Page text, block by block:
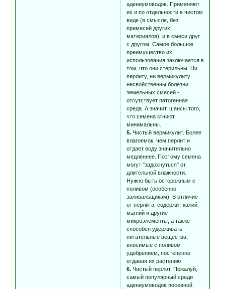
адениумоводов. Применяют
их и по отдельности в чистом
виде (в смысле, без
примесей других
материалов), и в смеси друг
с другом. Самое большое
преимущество их
использования заключается в
том, что они стерильны. Ни
перлиту, ни вермикулиту
несвойственны болезни
земельных смесей -
отсутствует патогенная
среда. А значит, шансы того,
что семена сгниют,
минимальны.
5.Чистый вермикулит. Более
влагоемок, чем перлит и
отдает воду значительно
медленнее. Поэтому семена
могут "задохнуться" от
длительной влажности.
Нужно быть осторожным с
поливом (особенно
заливальщикам). В отличие
от перлита, содержит калий,
магний и другие
микроэлементы, а также
способен удерживать
питательные вещества,
вносимые с поливом
удобрением, постепенно
отдавая их растению .
6. Чистый перлит. Пожалуй,
самый популярный среди
адениумоводов посевной